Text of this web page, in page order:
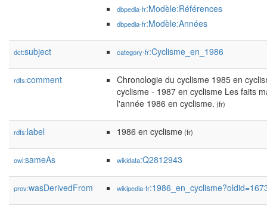
dbpedia-fr:Modèle:Références
dbpedia-fr:Modèle:Années
dct:subject category-fr:Cyclisme_en_1986
rdfs:comment
Chronologie du cyclisme 1985 en
cyclisme - 1987 en cyclisme Les faits
l'année 1986 en cyclisme. (fr)
rdfs:label 1986 en cyclisme(fr)
owl:sameAs wikidata:Q2812943
prov:wasDerivedFrom wikipedia-fr